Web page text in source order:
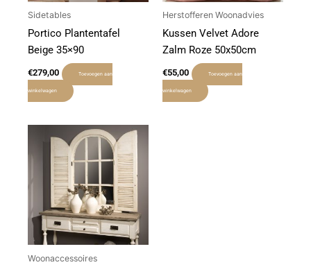
Sidetables
Portico Plantentafel
Beige 35×90
€279,00 Toevoegen aan
winkelwagen
Herstofferen Woonadvies
Kussen Velvet Adore
Zalm Roze 50x50cm
€55,00 Toevoegen aan
winkelwagen
Woonaccessoires